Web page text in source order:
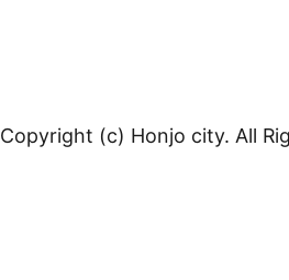
Copyright (c) Honjo city. All